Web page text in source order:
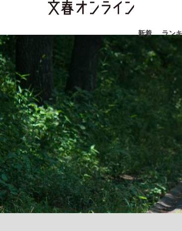
新着 ラン
スクープ
「90%は失敗する。でも…」本
終戦から81年
お
#
#